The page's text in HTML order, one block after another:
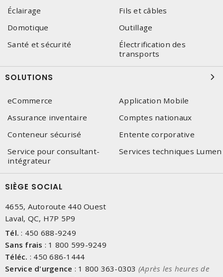
Éclairage
Fils et câbles
Domotique
Outillage
Santé et sécurité
Électrification des
transports
SOLUTIONS
eCommerce
Application Mobile
Assurance inventaire
Comptes nationaux
Conteneur sécurisé
Entente corporative
Service pour consultant-
intégrateur
Services techniques Lumen
SIÈGE SOCIAL
4655, Autoroute 440 Ouest
Laval, QC, H7P 5P9
Tél. : 450 688-9249
Sans frais : 1 800 599-9249
Téléc. : 450 686-1444
Service d'urgence : 1 800 363-0303 (Après les heures de